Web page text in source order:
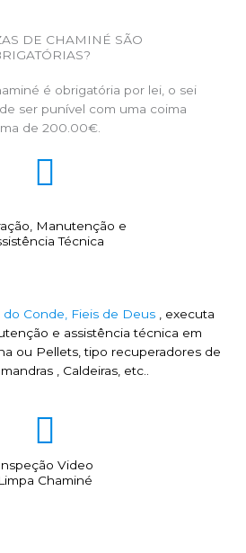
DE CHAMINÉ SÃO
é obrigatória por lei, o sei
ser punível com uma coima
de 200.00€.
Manutenção e
Técnica
do Conde, Fieis de Deus , executa
e assistência técnica em
ou Pellets, tipo recuperadores de
, Caldeiras, etc..
Video
Limpa Chaminé